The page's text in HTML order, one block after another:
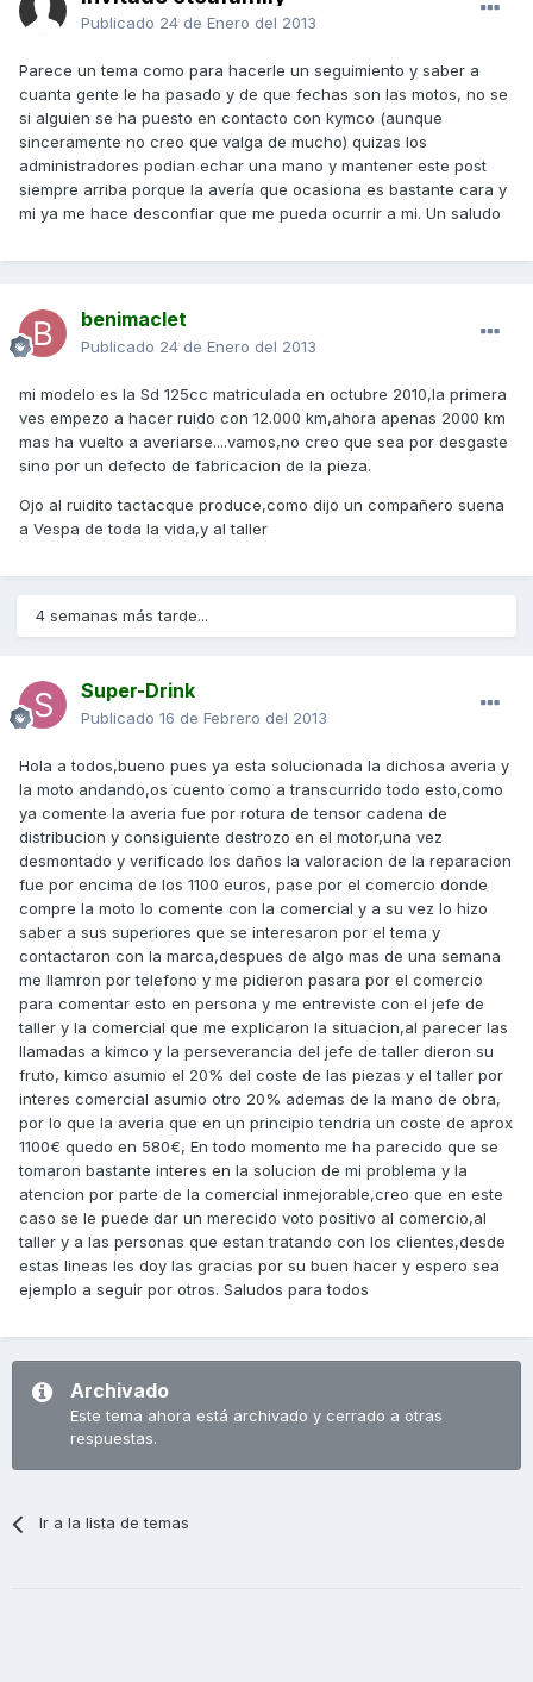
Publicado 24 de Enero del 2013
Parece un tema como para hacerle un seguimiento y saber a
cuanta gente le ha pasado y de que fechas son las motos, no se
si alguien se ha puesto en contacto con kymco (aunque
sinceramente no creo que valga de mucho) quizas los
administradores podian echar una mano y mantener este post
siempre arriba porque la avería que ocasiona es bastante cara y
mi ya me hace desconfiar que me pueda ocurrir a mi. Un saludo
benimaclet
Publicado 24 de Enero del 2013
mi modelo es la Sd 125cc matriculada en octubre 2010,la primera
ves empezo a hacer ruido con 12.000 km,ahora apenas 2000 km
mas ha vuelto a averiarse....vamos,no creo que sea por desgaste
sino por un defecto de fabricacion de la pieza.
Ojo al ruidito tactacque produce,como dijo un compañero suena
a Vespa de toda la vida,y al taller
4 semanas más tarde...
Super-Drink
Publicado 16 de Febrero del 2013
Hola a todos,bueno pues ya esta solucionada la dichosa averia y
la moto andando,os cuento como a transcurrido todo esto,como
ya comente la averia fue por rotura de tensor cadena de
distribucion y consiguiente destrozo en el motor,una vez
desmontado y verificado los daños la valoracion de la reparacion
fue por encima de los 1100 euros, pase por el comercio donde
compre la moto lo comente con la comercial y a su vez lo hizo
saber a sus superiores que se interesaron por el tema y
contactaron con la marca,despues de algo mas de una semana
me llamron por telefono y me pidieron pasara por el comercio
para comentar esto en persona y me entreviste con el jefe de
taller y la comercial que me explicaron la situacion,al parecer las
llamadas a kimco y la perseverancia del jefe de taller dieron su
fruto, kimco asumio el 20% del coste de las piezas y el taller por
interes comercial asumio otro 20% ademas de la mano de obra,
por lo que la averia que en un principio tendria un coste de aprox
1100€ quedo en 580€, En todo momento me ha parecido que se
tomaron bastante interes en la solucion de mi problema y la
atencion por parte de la comercial inmejorable,creo que en este
caso se le puede dar un merecido voto positivo al comercio,al
taller y a las personas que estan tratando con los clientes,desde
estas lineas les doy las gracias por su buen hacer y espero sea
ejemplo a seguir por otros. Saludos para todos
Archivado
Este tema ahora está archivado y cerrado a otras
respuestas.
Ir a la lista de temas